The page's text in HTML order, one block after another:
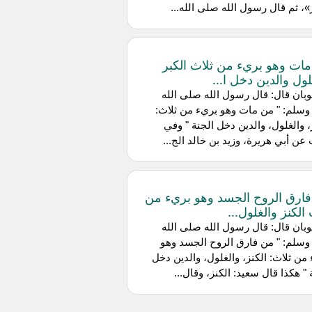
ثم قال رسول الله صلى الله...
وهو بريء من ثلاث الكبر
والدين دخل ا...
قال: قال رسول الله صلى الله
وسلم: " من مات وهو بريء من ثلاث:
والغلول، والدين دخل الجنة " وفي
عن أبي هريرة، وزيد بن خالد الج...
الروح الجسد وهو بريء من
الكنز والغلول...
قال: قال رسول الله صلى الله
وسلم: " من فارق الروح الجسد وهو
من ثلاث: الكنز، والغلول، والدين دخل
" هكذا قال سعيد: الكنز، وقال...